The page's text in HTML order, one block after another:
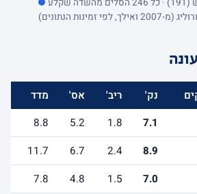
שלוש (191) · כל 246 הסלים מהשדה שקלע
לפי זמינות הנתונים)
נק' ריב' אס'
מדד
7.1
1.8
5.2
8.8
8.9
2.4
6.7
11.7
7.0
1.5
4.8
7.8